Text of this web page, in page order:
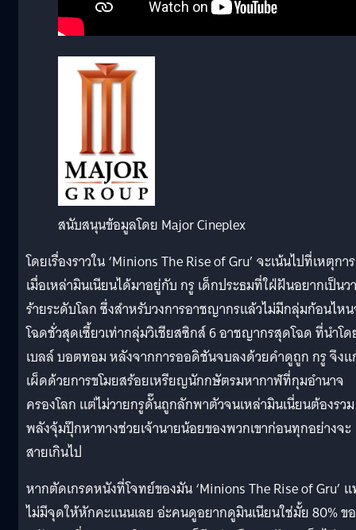
สนับสนุนข้อมูลโดย Major Cineplex
โดยเรื่องราวใน ‘Minions The Rise of Gru’ จะเน้นไปที่เหตุก
เมื่อเหล่ามินเนียนได้มาอยู่กับ กรู เด็กประธมที่ใฝ่ฝันอยากเป็นว
ร้ายระดับโลก ซึ่งสำหรับวงการอาชญากรแล้วไม่มีกลุ่มก้อนไห
โฉดชั่วสุดเซี้ยวเท่ากลุ่มวิเชียสซิกส์ 6 อาชญากรสุดโฉด ที่นำโ
เบลล์ บอตทอม หลังจากการออดิชันจบลงด้วยคำดูถูก กรู จึง
เผ็ดด้วยการขโมยสร้อยเหรียญนักกษัตรมหากาฬที่กุมอำนาจ
ครองโลก แต่ไม่วายกรูดั๊นถูกลักพาตัวจนเหล่ามินเนี่ยนต้องรวม
พลังจุ้มปุ๊กหาทางช่วยเจ้านายน้อยของพวกเขาก่อนทุกอย่างจะ
สายเกินไป
หากตัดเกรดหนังที่โจทย์ของมัน ‘Minions The Rise of Gru’
ไม่มีจุดให้หักคะแนนเลย อ่ะคนดูอยากดูมินเนียนใช่มั้ย 80% ข